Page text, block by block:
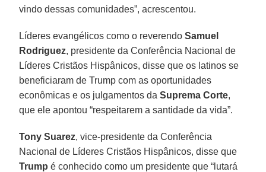
vindo dessas comunidades”, acrescentou.
Líderes evangélicos como o reverendoSamuel
Rodriguez, presidente da Conferência Nacional de
Líderes Cristãos Hispânicos, disse que os latinos se
beneficiaram de Trump com as oportunidades
econômicas e os julgamentos daSuprema Corte,
que ele apontou “respeitarem a santidade da vida”.
Tony Suarez, vice-presidente da Conferência
Nacional de Líderes Cristãos Hispânicos, disse que
Trump é conhecido como um presidente que “lutará